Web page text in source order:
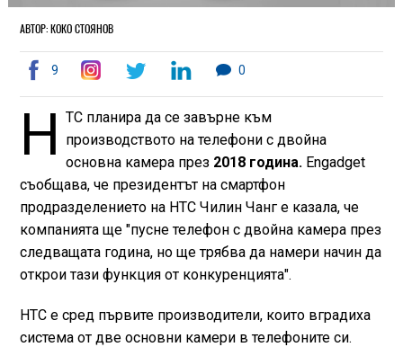
АВТОР: КОКО СТОЯНОВ
9 0
H TC планира да се завърне към
производството на телефони с двойна
основна камера през 2018 година. Engadget
съобщава, че президентът на смартфон
продразделението на HTC Чилин Чанг е казала, че
компанията ще "пусне телефон с двойна камера през
следващата година, но ще трябва да намери начин да
открои тази функция от конкуренцията".
HTC е сред първите производители, които вградиха
система от две основни камери в телефоните си.